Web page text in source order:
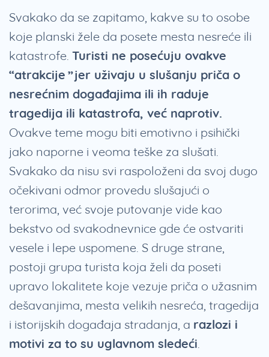
Svakako da se zapitamo, kakve su to osobe
koje planski žele da posete mesta nesreće ili
katastrofe. Turisti ne posećuju ovakve
“atrakcije” jer uživaju u slušanju priča o
nesrećnim događajima ili ih raduje
tragedija ili katastrofa, već naprotiv.
Ovakve teme mogu biti emotivno i psihički
jako naporne i veoma teške za slušati.
Svakako da nisu svi raspoloženi da svoj dugo
očekivani odmor provedu slušajući o
terorima, već svoje putovanje vide kao
bekstvo od svakodnevnice gde će ostvariti
vesele i lepe uspomene. S druge strane,
postoji grupa turista koja želi da poseti
upravo lokalitete koje vezuje priča o užasnim
dešavanjima, mesta velikih nesreća, tragedija
i istorijskih događaja stradanja, a razlozi i
motivi za to su uglavnom sledeći.